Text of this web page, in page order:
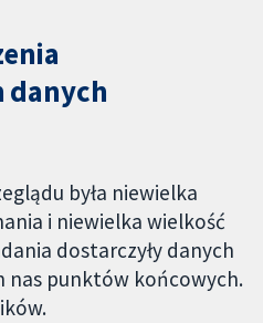
danych
była niewielka
i niewielka wielkość
dostarczyły danych
nas punktów końcowych.